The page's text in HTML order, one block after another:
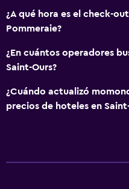
¿A qué hora es el check-
Pommeraie?
¿En cuántos operadores
Saint-Ours?
¿Cuándo actualizó
precios de hoteles en